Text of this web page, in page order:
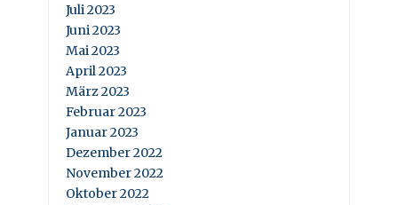
Juli 2023
Juni 2023
Mai 2023
April 2023
März 2023
Februar 2023
Januar 2023
Dezember 2022
November 2022
Oktober 2022